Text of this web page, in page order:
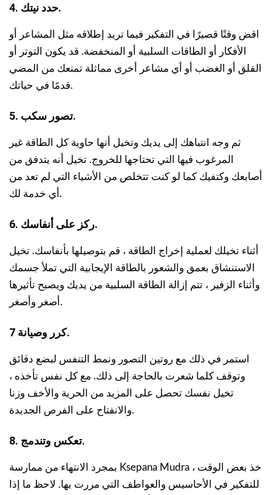
4. حدد نيتك.
اقض وقتًا قصيرًا في التفكير فيما تريد إطلاقه مثل المشاعر أو
الأفكار أو الطاقات السلبية أو المنخفضة. قد يكون التوتر أو
القلق أو الغضب أو أي مشاعر أخرى مماثلة تمنعك من المضي
قدمًا في حياتك.
5. تصور سكب.
ثم وجه انتباهك إلى يديك وتخيل أنها حاوية كل الطاقة غير
المرغوب فيها التي تحتاجها للخروج. تخيل أنه يتدفق من
أصابعك وكتفيك كما لو كنت تتخلص من الأشياء التي لم تعد من
أي خدمة لك.
6. ركز على أنفاسك.
أثناء تخيلك لعملية إخراج الطاقة ، قم بتوصيلها بأنفاسك. تخيل
الاستنشاق بعمق والشعور بالطاقة الإيجابية التي تملأ جسمك
وأثناء الزفير ، تتم إزالة الطاقة السلبية من يديك ويصبح تأثيرها
أصغر وأصغر.
7 كرر وصيانة.
استمر في ذلك مع روتين التصور ونمط التنفس لبضع دقائق
وتوقف كلما شعرت بالحاجة إلى ذلك. مع كل نفس تأخذه ،
تخيل نفسك تحصل على المزيد من الحرية والأخف وزنا
والانفتاح على الفرص الجديدة.
8. تعكس وتندمج.
بمجرد الانتهاء من ممارسة Ksepana Mudra ، خذ بعض الوقت
للتفكير في الأحاسيس والعواطف التي مررت بها. لاحظ ما إذا